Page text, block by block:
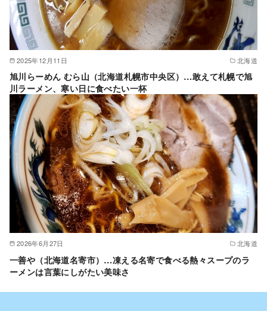
2025年12月11日 北海道
旭川らーめん むら山（北海道札幌市中央区）…敢えて札幌で旭
川ラーメン、寒い日に食べたい一杯
2026年6月27日 北海道
一善や（北海道名寄市）…凍える名寄で食べる熱々スープのラ
ーメンは言葉にしがたい美味さ